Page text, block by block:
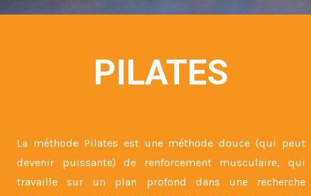
PILATES
La méthode Pilates est une méthode douce (qui peut
devenir puissante) de renforcement musculaire, qui
travaille sur un plan profond dans une recherche